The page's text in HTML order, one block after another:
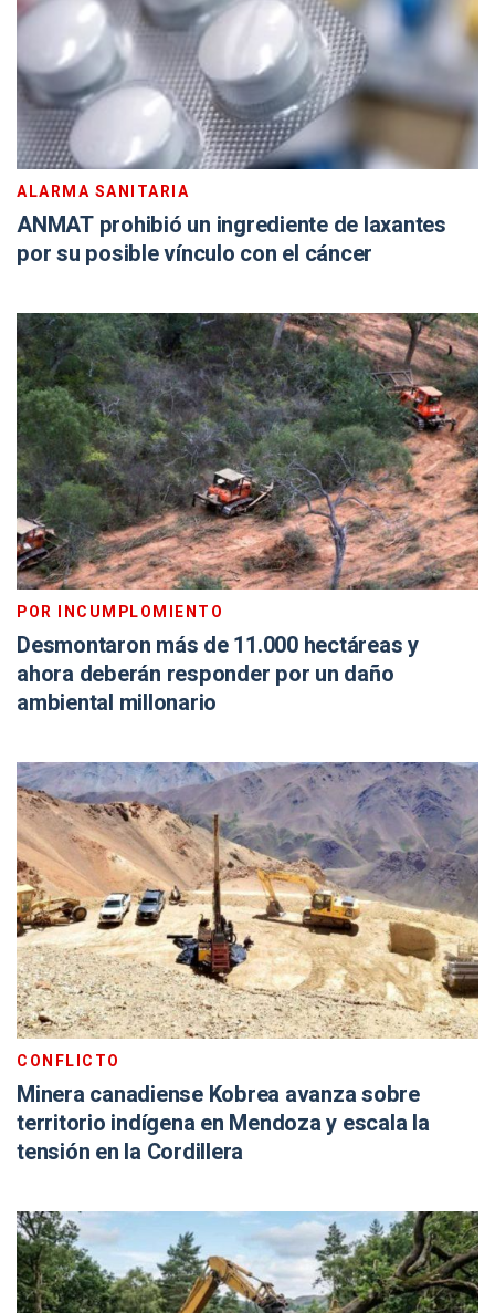
ALARMA SANITARIA
ANMAT prohibió un ingrediente de laxantes
por su posible vínculo con el cáncer
POR INCUMPLOMIENTO
Desmontaron más de 11.000 hectáreas y
ahora deberán responder por un daño
ambiental millonario
CONFLICTO
Minera canadiense Kobrea avanza sobre
territorio indígena en Mendoza y escala la
tensión en la Cordillera